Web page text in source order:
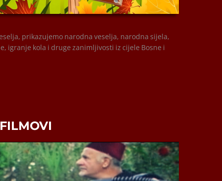
00:00
prikazujemo narodna veselja, narodna sijela,
igranje kola i druge zanimljivosti iz cijele Bosne i